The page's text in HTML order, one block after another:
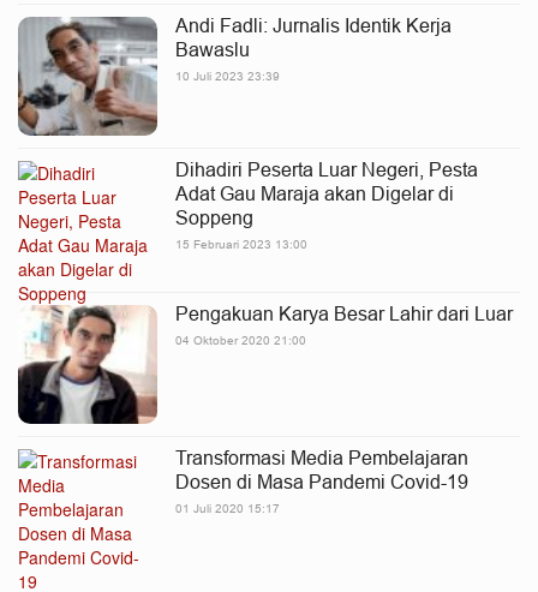
Andi Fadli: Jurnalis Identik Kerja
Bawaslu
10 Juli 2023 23:39
Dihadiri Peserta Luar Negeri, Pesta
Adat Gau Maraja akan Digelar di
Soppeng
15 Februari 2023 13:00
Pengakuan Karya Besar Lahir dari Luar
04 Oktober 2020 21:00
Transformasi Media Pembelajaran
Dosen di Masa Pandemi Covid-19
01 Juli 2020 15:17